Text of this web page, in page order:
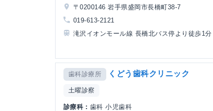
〒0200146 岩手県盛岡市長橋町38-7
019-613-2121
滝沢イオンモール線 長橋北バス停より徒歩1分
歯科診療所 くどう歯科クリニック
土曜診察
診療科： 歯科 小児歯科